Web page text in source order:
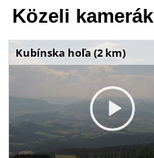
Közeli kamerák
Kubínska hoľa (2 km)